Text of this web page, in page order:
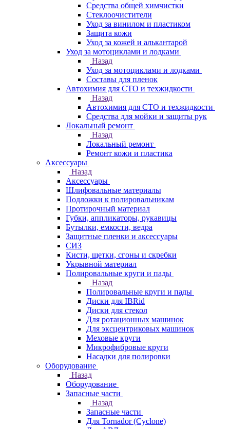
Средства общей химчистки
Стеклоочистители
Уход за винилом и пластиком
Защита кожи
Уход за кожей и алькантарой
Уход за мотоциклами и лодками
Назад
Уход за мотоциклами и лодками
Составы для пленок
Автохимия для СТО и техжидкости
Назад
Автохимия для СТО и техжидкости
Средства для мойки и защиты рук
Локальный ремонт
Назад
Локальный ремонт
Ремонт кожи и пластика
Аксессуары
Назад
Аксессуары
Шлифовальные материалы
Подложки к полировальникам
Протирочный материал
Губки, аппликаторы, рукавицы
Бутылки, емкости, ведра
Защитные пленки и аксессуары
СИЗ
Кисти, щетки, сгоны и скребки
Укрывной материал
Полировальные круги и пады
Назад
Полировальные круги и пады
Диски для IBRid
Диски для стекол
Для ротационных машинок
Для эксцентриковых машинок
Меховые круги
Микрофибровые круги
Насадки для полировки
Оборудование
Назад
Оборудование
Запасные части
Назад
Запасные части
Для Tornador (Cyclone)